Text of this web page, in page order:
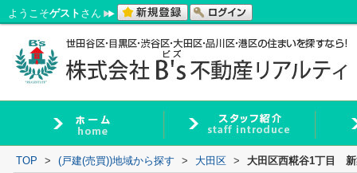
ようこそゲスト さん
TOP > (戸建(売買))地域から探す > 大田区 > 大田区西糀谷1丁目 新